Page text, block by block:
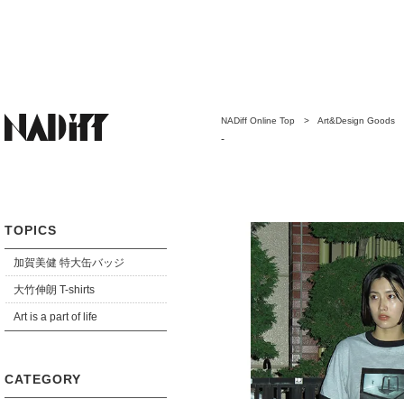
TOPICS
加賀美健 特大缶バッジ
大竹伸朗 T-shirts
Art is a part of life
CATEGORY
NADiff Online Top > Art&Design Goods
-